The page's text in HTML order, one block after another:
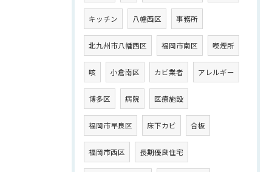
キッチン 八幡西区 事務所
北九州市八幡西区 福岡市南区 喫煙所
咳 小倉南区 カビ業者 アレルギー
博多区 病院 医療施設
福岡市早良区 床下カビ 合板
福岡市西区 長期優良住宅